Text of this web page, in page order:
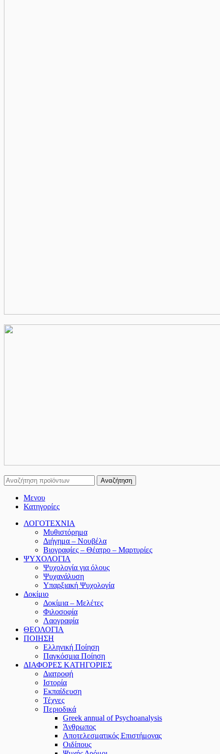
Αναζήτηση
Μενου
Κατηγορίες
ΛΟΓΟΤΕΧΝΙΑ
Μυθιστόρημα
Διήγημα – Νουβέλα
Βιογραφίες – Θέατρο – Μαρτυρίες
ΨΥΧΟΛΟΓΙΑ
Ψυχολογία για όλους
Ψυχανάλυση
Υπαρξιακή Ψυχολογία
Δοκίμιο
Δοκίμια – Μελέτες
Φιλοσοφία
Λαογραφία
ΘΕΟΛΟΓΙΑ
ΠΟΙΗΣΗ
Ελληνική Ποίηση
Παγκόσμια Ποίηση
ΔΙΑΦΟΡΕΣ ΚΑΤΗΓΟΡΙΕΣ
Διατροφή
Ιστορία
Εκπαίδευση
Τέχνες
Περιοδικά
Greek annual of Psychoanalysis
Άνθρωπος
Αποτελεσματικός Επιστήμονας
Οιδίπους